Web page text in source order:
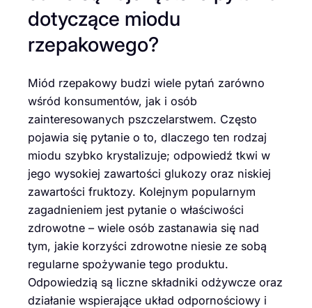
dotyczące miodu
rzepakowego?
Miód rzepakowy budzi wiele pytań zarówno
wśród konsumentów, jak i osób
zainteresowanych pszczelarstwem. Często
pojawia się pytanie o to, dlaczego ten rodzaj
miodu szybko krystalizuje; odpowiedź tkwi w
jego wysokiej zawartości glukozy oraz niskiej
zawartości fruktozy. Kolejnym popularnym
zagadnieniem jest pytanie o właściwości
zdrowotne – wiele osób zastanawia się nad
tym, jakie korzyści zdrowotne niesie ze sobą
regularne spożywanie tego produktu.
Odpowiedzią są liczne składniki odżywcze oraz
działanie wspierające układ odpornościowy i